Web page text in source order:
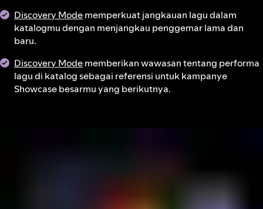
Discovery Modememperkuat jangkauan lagu dalam
katalogmu dengan menjangkau penggemar lama dan
baru.
Discovery Modememberikan wawasan tentang performa
lagu di katalog sebagai referensi untuk kampanye
Showcase besarmu yang berikutnya.